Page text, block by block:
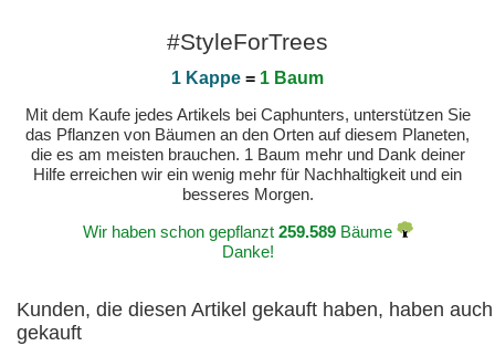
#StyleForTrees
1 Kappe = 1 Baum
Mit dem Kaufe jedes Artikels bei Caphunters, unterstützen Sie
das Pflanzen von Bäumen an den Orten auf diesem Planeten,
die es am meisten brauchen. 1 Baum mehr und Dank deiner
Hilfe erreichen wir ein wenig mehr für Nachhaltigkeit und ein
besseres Morgen.
Wir haben schon gepflanzt 259.589Bäume
Danke!
Kunden, die diesen Artikel gekauft haben, haben auch
gekauft